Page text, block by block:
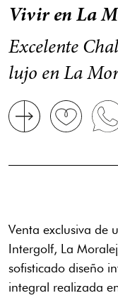
Vivir en La
Excelente
lujo en La
Venta exclusiva de
Intergolf, La
sofisticado diseño
integral realizada